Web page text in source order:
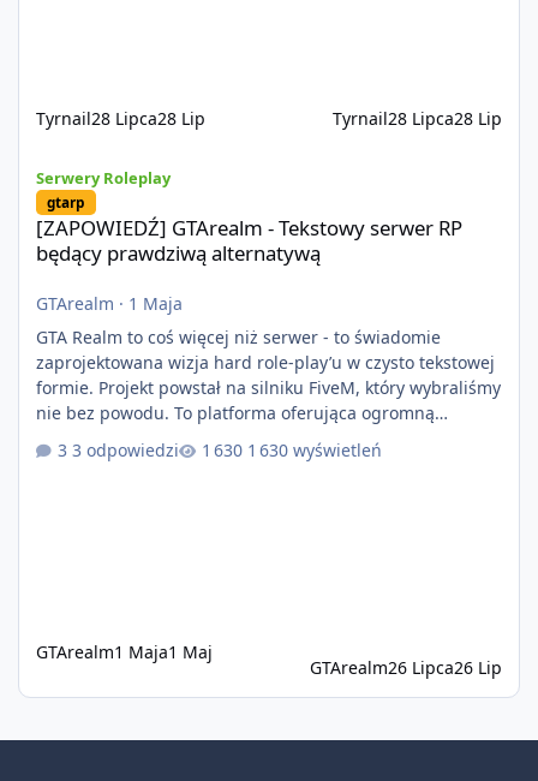
Tyrnail28 Lipca28 Lip Tyrnail28 Lipca28 Lip
Serwery Roleplay
gtarp
[ZAPOWIEDŹ] GTArealm - Tekstowy serwer RP
będący prawdziwą alternatywą
GTArealm · 1 Maja
GTA Realm to coś więcej niż serwer - to świadomie
zaprojektowana wizja hard role-play’u w czysto tekstowej
formie. Projekt powstał na silniku FiveM, który wybraliśmy
nie bez powodu. To platforma oferująca ogromną
elastyczność i znacznie szybszy rozwój systemów niż w
przypadku innych rozwiązań. Usprawniona
3 odpowiedzi 1 630 wyświetleń
GTArealm1 Maja1 Maj
GTArealm26 Lipca26 Lip